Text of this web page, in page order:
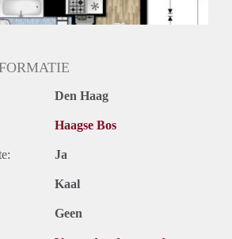
Den Haag
Haagse Bos
Ja
Kaal
Geen